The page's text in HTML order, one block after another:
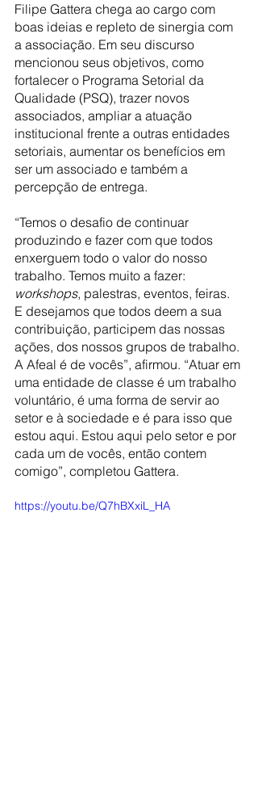
Filipe Gattera chega ao cargo com
boas ideias e repleto de sinergia com
a associação. Em seu discurso
mencionou seus objetivos, como
fortalecer o Programa Setorial da
Qualidade (PSQ), trazer novos
associados, ampliar a atuação
institucional frente a outras entidades
setoriais, aumentar os benefícios em
ser um associado e também a
percepção de entrega.
“Temos o desafio de continuar
produzindo e fazer com que todos
enxerguem todo o valor do nosso
trabalho. Temos muito a fazer:
workshops, palestras, eventos, feiras.
E desejamos que todos deem a sua
contribuição, participem das nossas
ações, dos nossos grupos de trabalho.
A Afeal é de vocês”, afirmou. “Atuar em
uma entidade de classe é um trabalho
voluntário, é uma forma de servir ao
setor e à sociedade e é para isso que
estou aqui. Estou aqui pelo setor e por
cada um de vocês, então contem
comigo”, completou Gattera.
https://youtu.be/Q7hBXxiL_HA